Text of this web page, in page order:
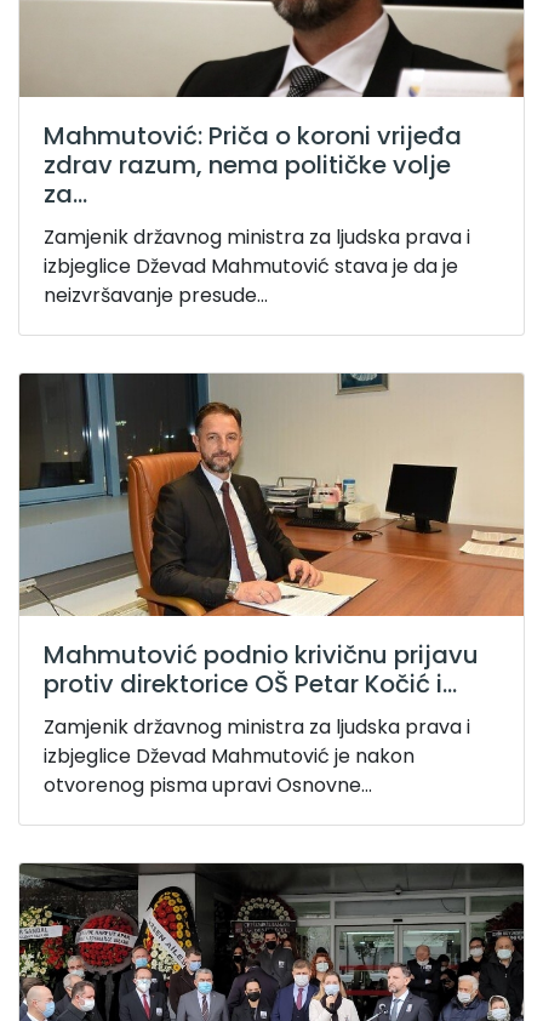
Mahmutović: Priča o koroni vrijeđa
zdrav razum, nema političke volje
za...
Zamjenik državnog ministra za ljudska prava i
izbjeglice Dževad Mahmutović stava je da je
neizvršavanje presude...
Mahmutović podnio krivičnu prijavu
protiv direktorice OŠ Petar Kočić i...
Zamjenik državnog ministra za ljudska prava i
izbjeglice Dževad Mahmutović je nakon
otvorenog pisma upravi Osnovne...